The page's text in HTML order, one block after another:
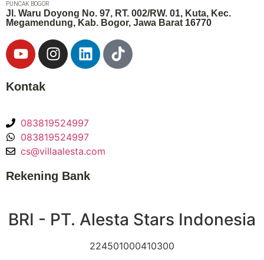
PUNCAK BOGOR
Jl. Waru Doyong No. 97, RT. 002/RW. 01, Kuta, Kec.
Megamendung, Kab. Bogor, Jawa Barat 16770
Kontak
083819524997
083819524997
cs@villaalesta.com
Rekening Bank
BRI - PT. Alesta Stars Indonesia
224501000410300